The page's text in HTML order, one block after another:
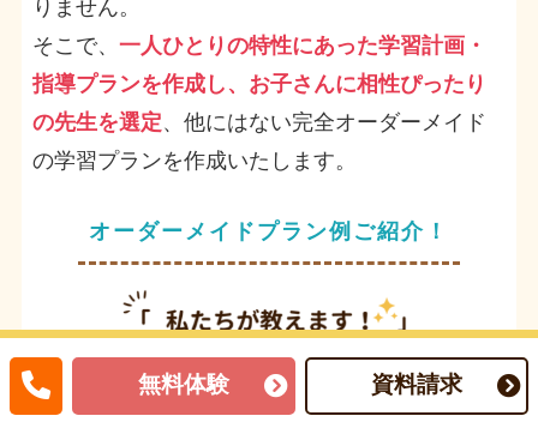
りません。
そこで、 一人ひとりの特性にあった学習計画・
指導プランを作成し、お子さんに相性ぴったり
の先生を選定、他にはない完全オーダーメイド
の学習プランを作成いたします。
オーダーメイドプラン例ご紹介！
無料体験 資料請求